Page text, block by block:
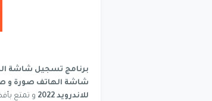
برنامج تسجيل شاشة
شاشة الهاتف صورة و
للاندرويد 2022
و تمتع